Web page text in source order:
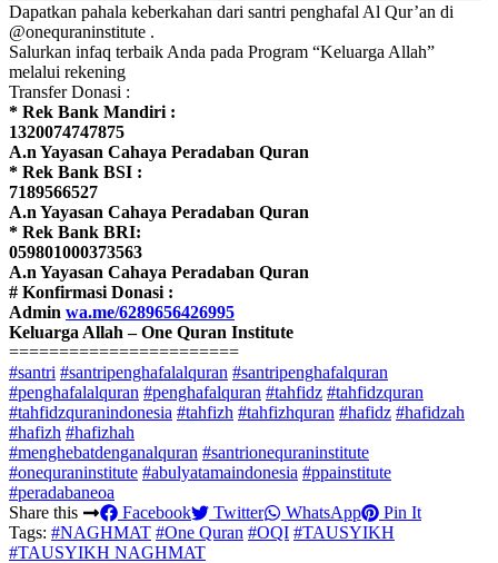
Dapatkan pahala keberkahan dari santri penghafal Al Qur’an di
@onequraninstitute .
Salurkan infaq terbaik Anda pada Program “Keluarga Allah”
melalui rekening
Transfer Donasi :
* Rek Bank Mandiri :
1320074747875
A.n Yayasan Cahaya Peradaban Quran
* Rek Bank BSI :
7189566527
A.n Yayasan Cahaya Peradaban Quran
* Rek Bank BRI:
059801000373563
A.n Yayasan Cahaya Peradaban Quran
# Konfirmasi Donasi :
Admin wa.me/6289656426995
Keluarga Allah – One Quran Institute
=======================
#santri #santripenghafalalquran #santripenghafalquran
#penghafalalquran #penghafalquran #tahfidz #tahfidzquran
#tahfidzquranindonesia #tahfizh #tahfizhquran #hafidz #hafidzah
#hafizh #hafizhah
#menghebatdenganalquran #santrionequraninstitute
#onequraninstitute #abulyatamaindonesia #ppainstitute
#peradabaneoa
Share this
Facebook Twitter WhatsApp
Pin It
Tags: #NAGHMAT #One Quran #OQI #TAUSYIKH
#TAUSYIKH NAGHMAT